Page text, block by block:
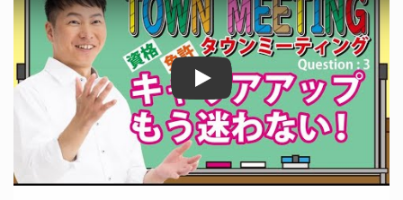
載されました！https://context-japan.co.jp/ryoki
n/sy...
回予定
・・・・・・・・・・・・・・・・・・・・・・・・
★チャンネル登録はこちら 年金・社会保険等に
関わる話をお見逃しなく🍀
https://bit.ly/2ANTAj
・・・・・・・・・・・・・・・・・・・・・・・・
【楽曲提供】 ★DOVA-SYNDROMEhttps://dov
a-s.jp/★魔王魂https://maou.audio/★効果音ラ
ボhttps://soundeffect-lab.info/